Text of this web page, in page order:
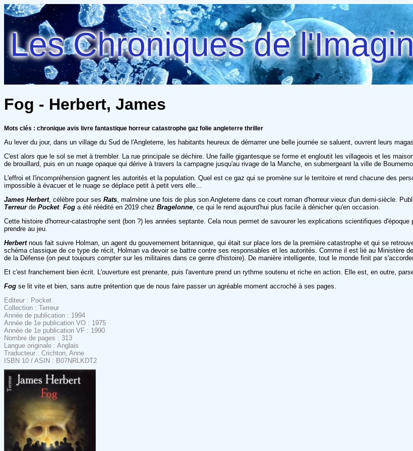
Les Chroniques de
Fog - Herbert, James
Mots clés : chronique avis livre fantastique horreur catastrophe gaz folie angleterre thriller
Au lever du jour, dans un village du Sud de l'Angleterre, les habitants heureux de démarrer une belle journée se saluent, ouvrent leurs
C'est alors que le sol se met à trembler. La rue principale se déchire. Une faille gigantesque se forme et engloutit les villageois et les
de brouillard, puis en un nuage opaque qui dérive à travers la campagne jusqu'au rivage de la Manche, en submergeant la ville de
L'effroi et l'incompréhension gagnent les autorités et la population. Quel est ce gaz qui se promène sur le territoire et rend chacune des
impossible à évacuer et le nuage se déplace petit à petit vers elle…
James Herbert, célèbre pour ses Rats , malmène une fois de plus son Angleterre dans ce court roman d'horreur vieux d'un demi-siècle.
Terreur de Pocket. Fog a été réédité en 2019 chez Bragelonne , ce qui le rend aujourd'hui plus facile à dénicher qu'en occasion.
Cette histoire d'horreur-catastrophe sent (bon ?) les années septante. Cela nous permet de savourer les explications scientifiques
prendre au jeu.
Herbert nous fait suivre Holman, un agent du gouvernement britannique, qui était sur place lors de la première catastrophe et qui se
schéma classique de ce type de récit, Holman va devoir se battre contre ses responsables et les autorités. Comme il est lié au Ministère
de la Défense (on peut toujours compter sur les militaires dans ce genre d'histoire). De manière intelligente, tout le monde finit par
Et c'est franchement bien écrit. L'ouverture est prenante, puis l'aventure prend un rythme soutenu et riche en action. Elle est, en outre,
Fog se lit vite et bien, sans autre prétention que de nous faire passer un agréable moment accroché à ses pages.
Editeur : Pocket
Collection : Terreur
Année de publication : 1994
Année de 1e publication VO : 1975
Année de 1e publication VF : 1990
Nombre de pages : 313
Langue originale : Anglais
Traducteur : Crichton, Anne
ISBN 10 / ASIN : B07NRLKDT2